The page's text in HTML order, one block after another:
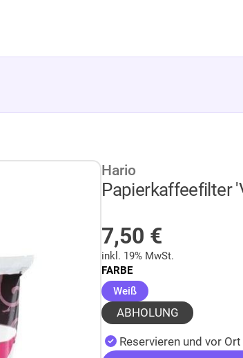
Hario
Papierkaffeefilter
7,50 €
inkl. 19% MwSt.
FARBE
Weiß(ausgewählt)
ABHOLUNG
Reservieren und vor